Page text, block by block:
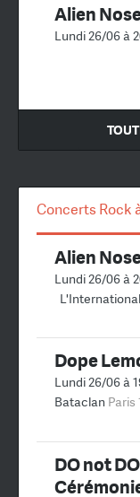
Alien
Lundi 26/06 à
Concerts Rock
Alien
Lundi 26/06 à
L'International
Dope
Lundi 26/06 à
Bataclan Paris
DO not